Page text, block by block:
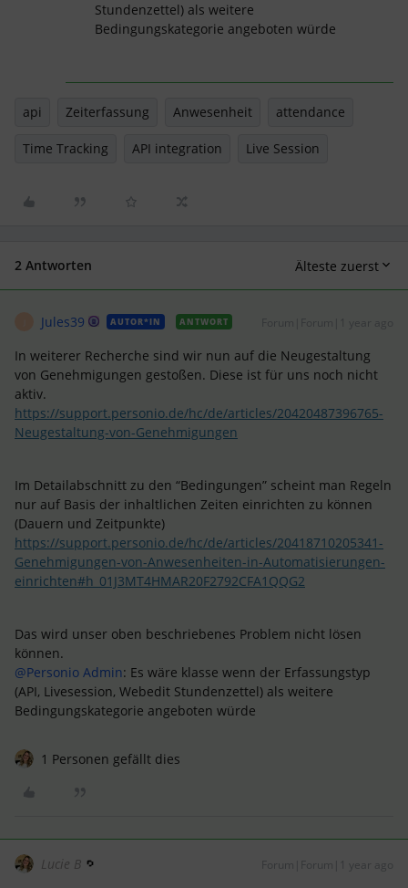
Stundenzettel) als weitere
Bedingungskategorie angeboten würde
api Zeiterfassung Anwesenheit attendance
Time Tracking API integration Live Session
2 Antworten Älteste zuerst
Jules39 AUTOR*IN ANTWORT
In weiterer Recherche sind wir nun auf die Neugestaltung
von Genehmigungen gestoßen. Diese ist für uns noch nicht
aktiv.
https://support.personio.de/hc/de/articles/20420487396765-
Neugestaltung-von-Genehmigungen
Im Detailabschnitt zu den “Bedingungen” scheint man Regeln
nur auf Basis der inhaltlichen Zeiten einrichten zu können
(Dauern und Zeitpunkte)
https://support.personio.de/hc/de/articles/20418710205341-
Genehmigungen-von-Anwesenheiten-in-Automatisierungen-
einrichten#h_01J3MT4HMAR20F2792CFA1QQG2
Das wird unser oben beschriebenes Problem nicht lösen
können.
@Personio Admin: Es wäre klasse wenn der Erfassungstyp
(API, Livesession, Webedit Stundenzettel) als weitere
Bedingungskategorie angeboten würde
1 Personen gefällt dies
Lucie B Forum|Forum|1 year ago